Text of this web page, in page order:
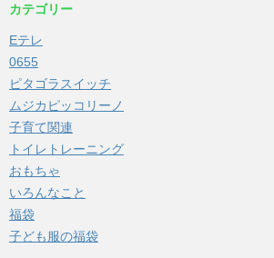
カテゴリー
Eテレ
0655
ピタゴラスイッチ
ムジカピッコリーノ
子育て関連
トイレトレーニング
おもちゃ
いろんなこと
福袋
子ども服の福袋